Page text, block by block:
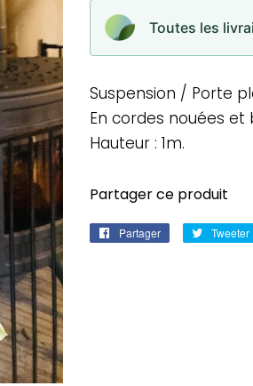
Toutes les
Suspension / Porte
En cordes nouées et
Hauteur : 1m.
Partager ce produit
Partager
Partager Tweeter